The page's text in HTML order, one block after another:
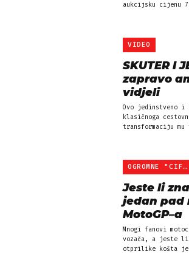
aukcijsku cijenu
VIDEO
SKUTER I
zapravo
vidjeli
Ovo jedinstveno i
klasičnoga
transformaciju mu
OGROMNE "CIFRE"
Jeste li
jedan pad
MotoGP–a
Mnogi fanovi
vozača, a jeste
otprilike košta